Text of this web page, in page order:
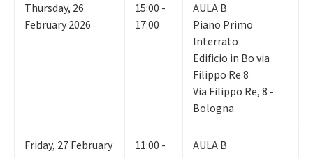
Thursday, 26
February 2026
15:00 -
17:00
AULA B
Piano Primo
Interrato
Edificio in Bo via
Filippo Re 8
Via Filippo Re, 8 -
Bologna
Friday, 27February
11:00 -
AULA B